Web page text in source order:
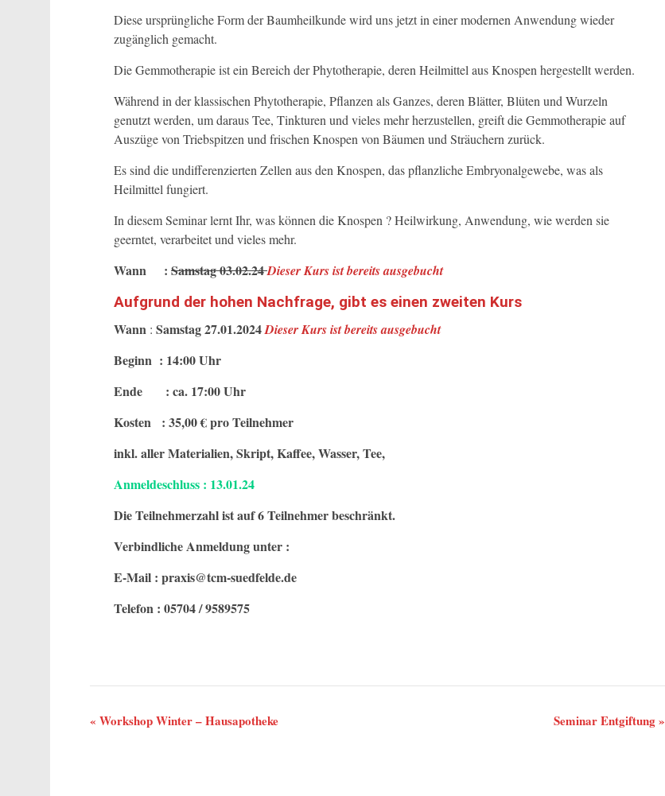
Diese ursprüngliche Form der Baumheilkunde wird uns jetzt in einer modernen Anwendung wieder
zugänglich gemacht.
Die Gemmotherapie ist ein Bereich der Phytotherapie, deren Heilmittel aus Knospen hergestellt werden.
Während in der klassischen Phytotherapie, Pflanzen als Ganzes, deren Blätter, Blüten und Wurzeln
genutzt werden, um daraus Tee, Tinkturen und vieles mehr herzustellen, greift die Gemmotherapie auf
Auszüge von Triebspitzen und frischen Knospen von Bäumen und Sträuchern zurück.
Es sind die undifferenzierten Zellen aus den Knospen, das pflanzliche Embryonalgewebe, was als
Heilmittel fungiert.
In diesem Seminar lernt Ihr, was können die Knospen ? Heilwirkung, Anwendung, wie werden sie
geerntet, verarbeitet und vieles mehr.
Wann : Samstag 03.02.24Dieser Kurs ist bereits ausgebucht
Aufgrund der hohen Nachfrage, gibt es einen zweiten Kurs
Wann : Samstag 27.01.2024Dieser Kurs ist bereits ausgebucht
Beginn : 14:00 Uhr
Ende : ca. 17:00 Uhr
Kosten : 35,00 € pro Teilnehmer
inkl. aller Materialien, Skript, Kaffee, Wasser, Tee,
Anmeldeschluss : 13.01.24
Die Teilnehmerzahl ist auf 6 Teilnehmer beschränkt.
Verbindliche Anmeldung unter :
E-Mail : praxis@tcm-suedfelde.de
Telefon : 05704 / 9589575
Veranstaltung-
« Workshop Winter – Hausapotheke Seminar Entgiftung»